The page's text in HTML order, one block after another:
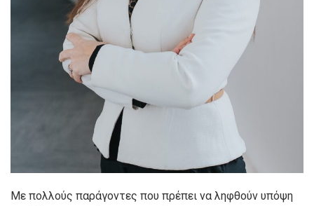
Με πολλούς παράγοντες που πρέπει να ληφθούν υπόψη